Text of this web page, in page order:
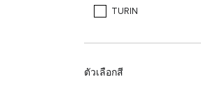
TURIN
ตัวเลือกสี